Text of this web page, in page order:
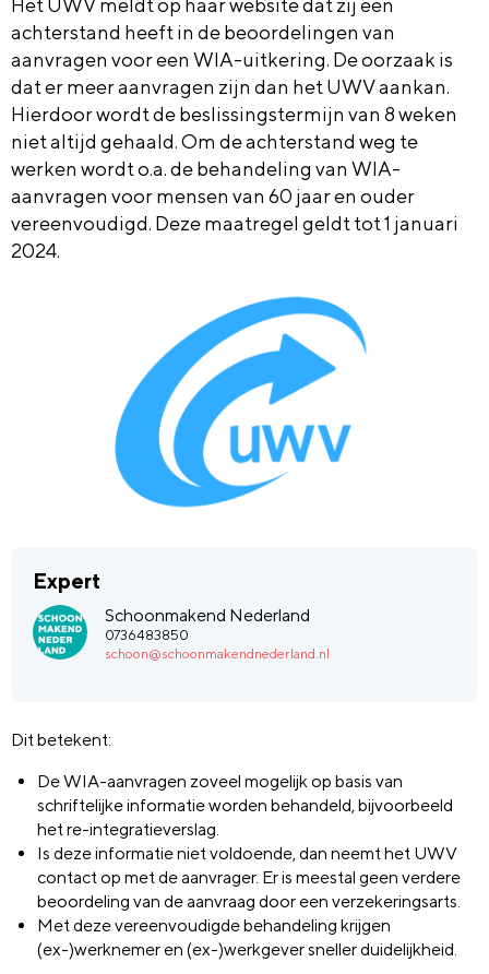
Het UWV meldt op haar website dat zij een
achterstand heeft in de beoordelingen van
aanvragen voor een WIA-uitkering. De oorzaak is
dat er meer aanvragen zijn dan het UWV aankan.
Hierdoor wordt de beslissingstermijn van 8 weken
niet altijd gehaald. Om de achterstand weg te
werken wordt o.a. de behandeling van WIA-
aanvragen voor mensen van 60 jaar en ouder
vereenvoudigd. Deze maatregel geldt tot 1 januari
2024.
Expert
Schoonmakend Nederland
0736483850
schoon@schoonmakendnederland.nl
Dit betekent:
De WIA-aanvragen zoveel mogelijk op basis van
schriftelijke informatie worden behandeld, bijvoorbeeld
het re-integratieverslag.
Is deze informatie niet voldoende, dan neemt het UWV
contact op met de aanvrager. Er is meestal geen verdere
beoordeling van de aanvraag door een verzekeringsarts.
Met deze vereenvoudigde behandeling krijgen
(ex-)werknemer en (ex-)werkgever sneller duidelijkheid.